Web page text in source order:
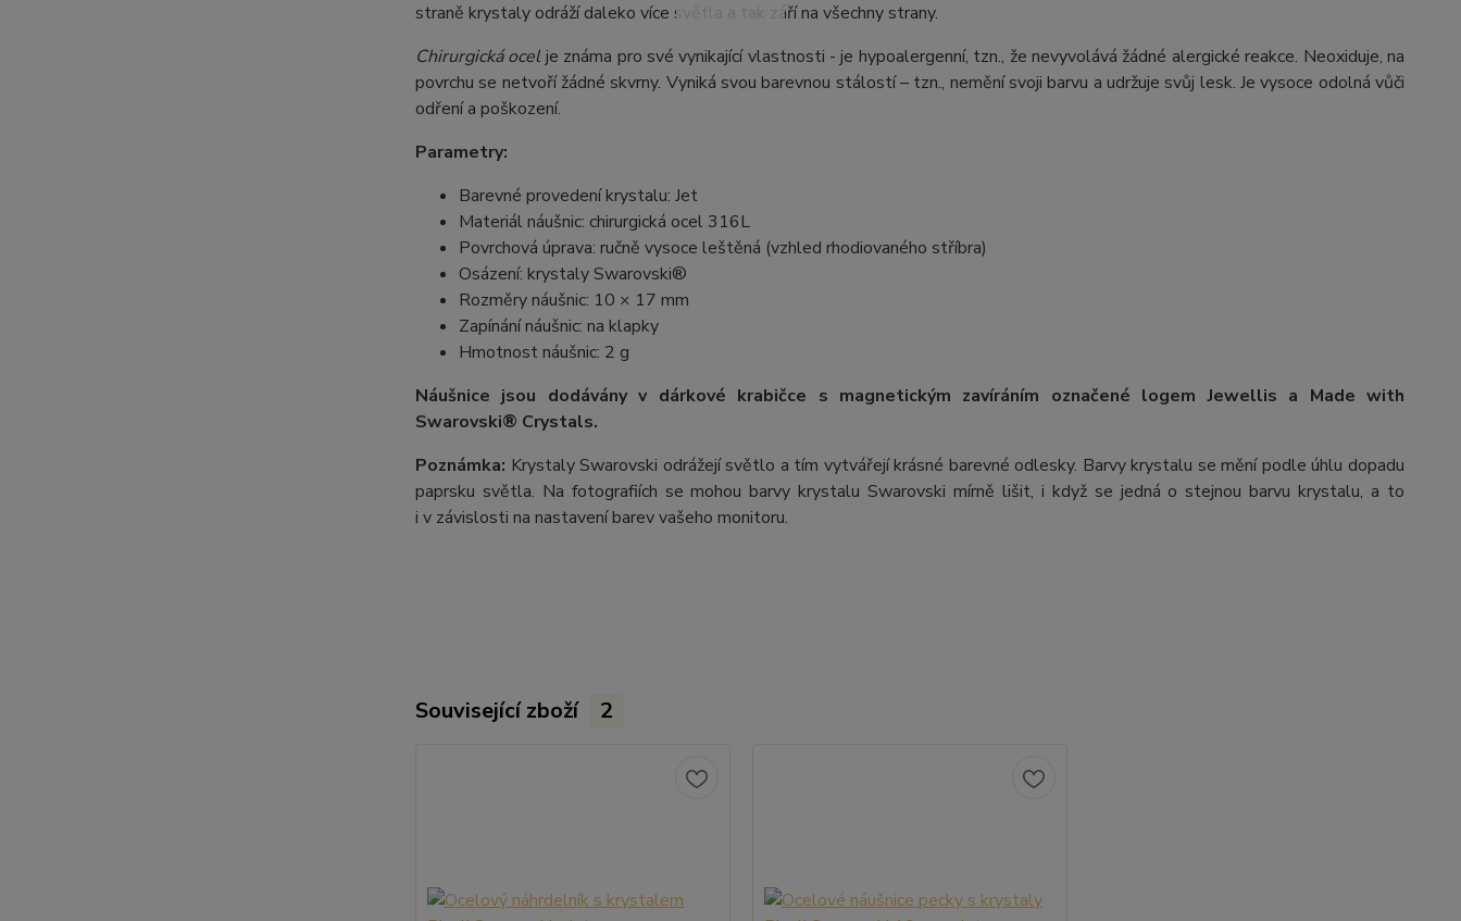
straně krystaly odráží daleko více světla a tak září na všechny strany.
Chirurgická ocel je známa pro své vynikající vlastnosti - je hypoalergenní, tzn., že nevyvolává žádné alergické reakce. Neoxiduje, na
povrchu se netvoří žádné skvrny. Vyniká svou barevnou stálostí – tzn., nemění svoji barvu a udržuje svůj lesk. Je vysoce odolná vůči
odření a poškození.
Parametry:
Barevné provedení krystalu: Jet
Materiál náušnic: chirurgická ocel 316L
Povrchová úprava: ručně vysoce leštěná (vzhled rhodiovaného stříbra)
Osázení: krystaly Swarovski®
Rozměry náušnic: 10 × 17 mm
Zapínání náušnic: na klapky
Hmotnost náušnic: 2 g
Náušnice jsou dodávány v dárkové krabičce s magnetickým zavíráním označené logem Jewellis a Made with
Swarovski® Crystals.
Poznámka: Krystaly Swarovski odrážejí světlo a tím vytvářejí krásné barevné odlesky. Barvy krystalu se mění podle úhlu dopadu
paprsku světla. Na fotografiích se mohou barvy krystalu Swarovski mírně lišit, i když se jedná o stejnou barvu krystalu, a to
i v závislosti na nastavení barev vašeho monitoru.
Související zboží 2